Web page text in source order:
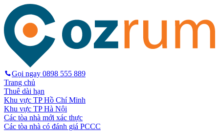
Gọi ngay 0898 555 889
Trang chủ
Thuê dài hạn
Khu vực TP Hồ Chí Minh
Khu vực TP Hà Nội
Các tòa nhà mới xác thực
Các tòa nhà có đánh giá PCCC